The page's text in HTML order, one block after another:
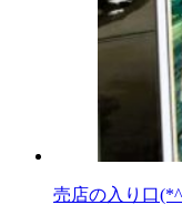
売店の入り口